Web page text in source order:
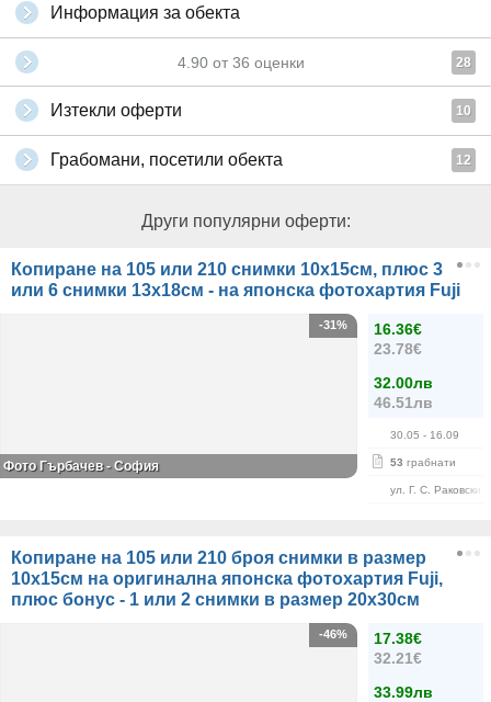
Информация за обекта
4.90 от 36 оценки 28
Изтекли оферти 10
Грабомани, посетили обекта 12
Други популярни оферти:
Копиране на 105 или 210 снимки 10х15см, плюс 3
или 6 снимки 13х18см - на японска фотохартия Fuji
16.36€
23.78€
32.00лв
46.51лв
30.05 - 16.09
53 грабнати
ул. Г. С. Раковски
-31%
Фото Гърбачев - София
Копиране на 105 или 210 броя снимки в размер
10х15см на оригинална японска фотохартия Fuji,
плюс бонус - 1 или 2 снимки в размер 20х30см
17.38€
32.21€
33.99лв
-46%